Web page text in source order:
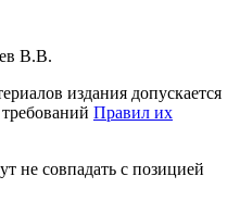
В.В.
издания допускается
Правил их
не совпадать с позицией